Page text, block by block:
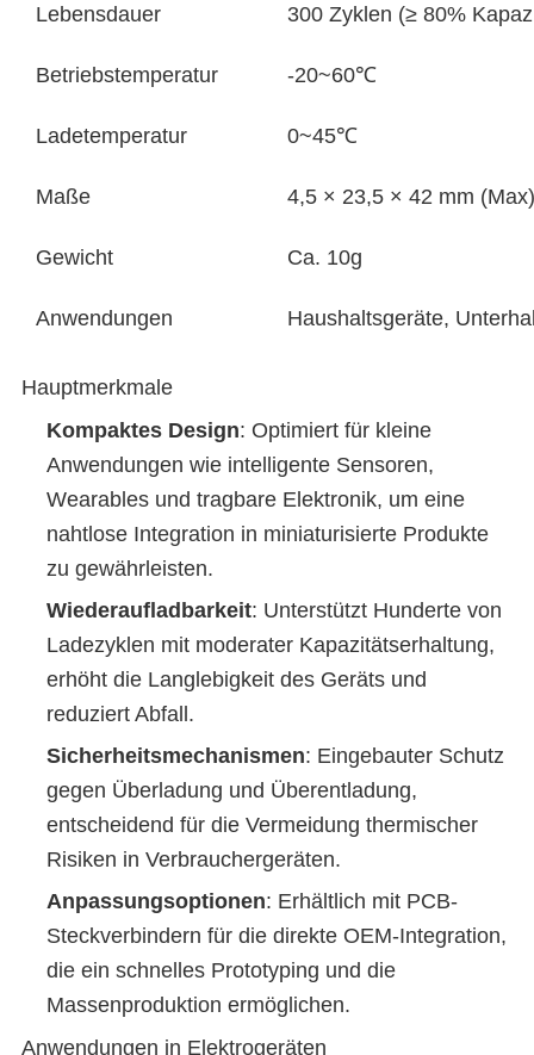
Lebensdauer 300 Zyklen (≥ 80%
Betriebstemperatur -20~60℃
Ladetemperatur 0~45℃
Maße 4,5 × 23,5 × 42 mm
Gewicht Ca. 10g
Anwendungen Haushaltsgeräte,
Hauptmerkmale
Kompaktes Design: Optimiert für kleine
Anwendungen wie intelligente Sensoren,
Wearables und tragbare Elektronik, um eine
nahtlose Integration in miniaturisierte Produkte
zu gewährleisten.
Wiederaufladbarkeit: Unterstützt Hunderte von
Ladezyklen mit moderater Kapazitätserhaltung,
erhöht die Langlebigkeit des Geräts und
reduziert Abfall.
Sicherheitsmechanismen: Eingebauter Schutz
gegen Überladung und Überentladung,
entscheidend für die Vermeidung thermischer
Risiken in Verbrauchergeräten.
Anpassungsoptionen: Erhältlich mit PCB-
Steckverbindern für die direkte OEM-Integration,
die ein schnelles Prototyping und die
Massenproduktion ermöglichen.
Anwendungen in Elektrogeräten